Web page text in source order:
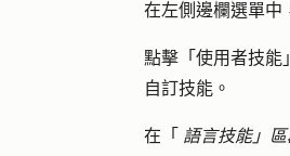
在左側邊欄選單中
點擊「 使用者技能
自訂技能。
在「 語言技能」